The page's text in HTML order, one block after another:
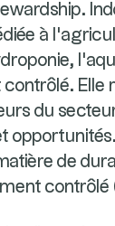
à
Elle
du
de
contrôlé